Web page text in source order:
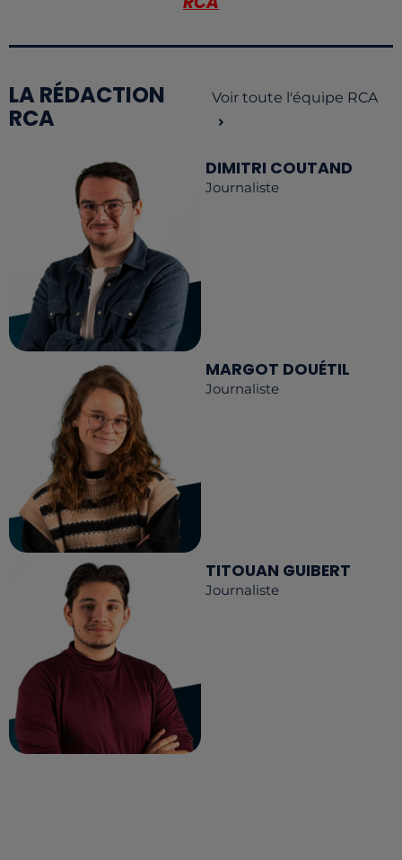
LA RÉDACTION
RCA
Voir toute l'équipe RCA
DIMITRI COUTAND
Journaliste
MARGOT DOUÉTIL
Journaliste
TITOUAN GUIBERT
Journaliste